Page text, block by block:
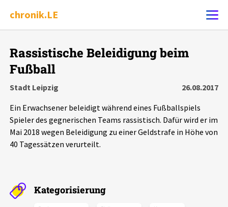
chronik.LE
Ereignis melden
Chronik
Dossiers
Leipziger Zustände
Rassistische Beleidigung beim
Fußball
Stadt Leipzig
26.08.2017
Ein Erwachsener beleidigt während eines Fußballspiels
Spieler des gegnerischen Teams rassistisch. Dafür wird er im
Mai 2018 wegen Beleidigung zu einer Geldstrafe in Höhe von
40 Tagessätzen verurteilt.
Kategorisierung
Alle Ereignisse
7502 Ereignisse
Ereignisse
Exportieren ? Filter Erklärungen